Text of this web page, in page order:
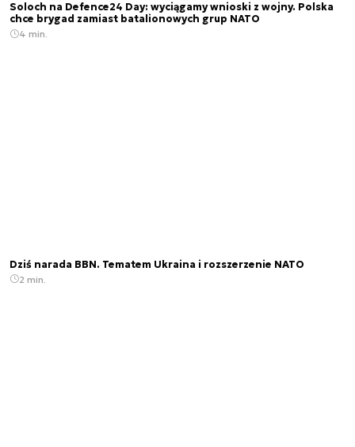
Soloch na Defence24 Day: wyciągamy wnioski z wojny. Polska
chce brygad zamiast batalionowych grup NATO
4 min.
Dziś narada BBN. Tematem Ukraina i rozszerzenie NATO
2 min.